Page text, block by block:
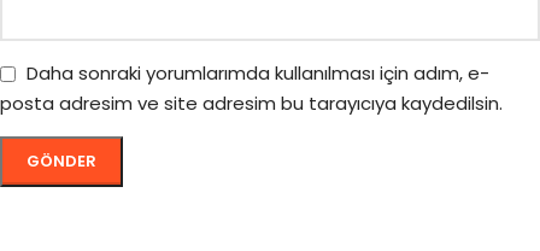
Daha sonraki yorumlarımda kullanılması için adım, e-
posta adresim ve site adresim bu tarayıcıya kaydedilsin.